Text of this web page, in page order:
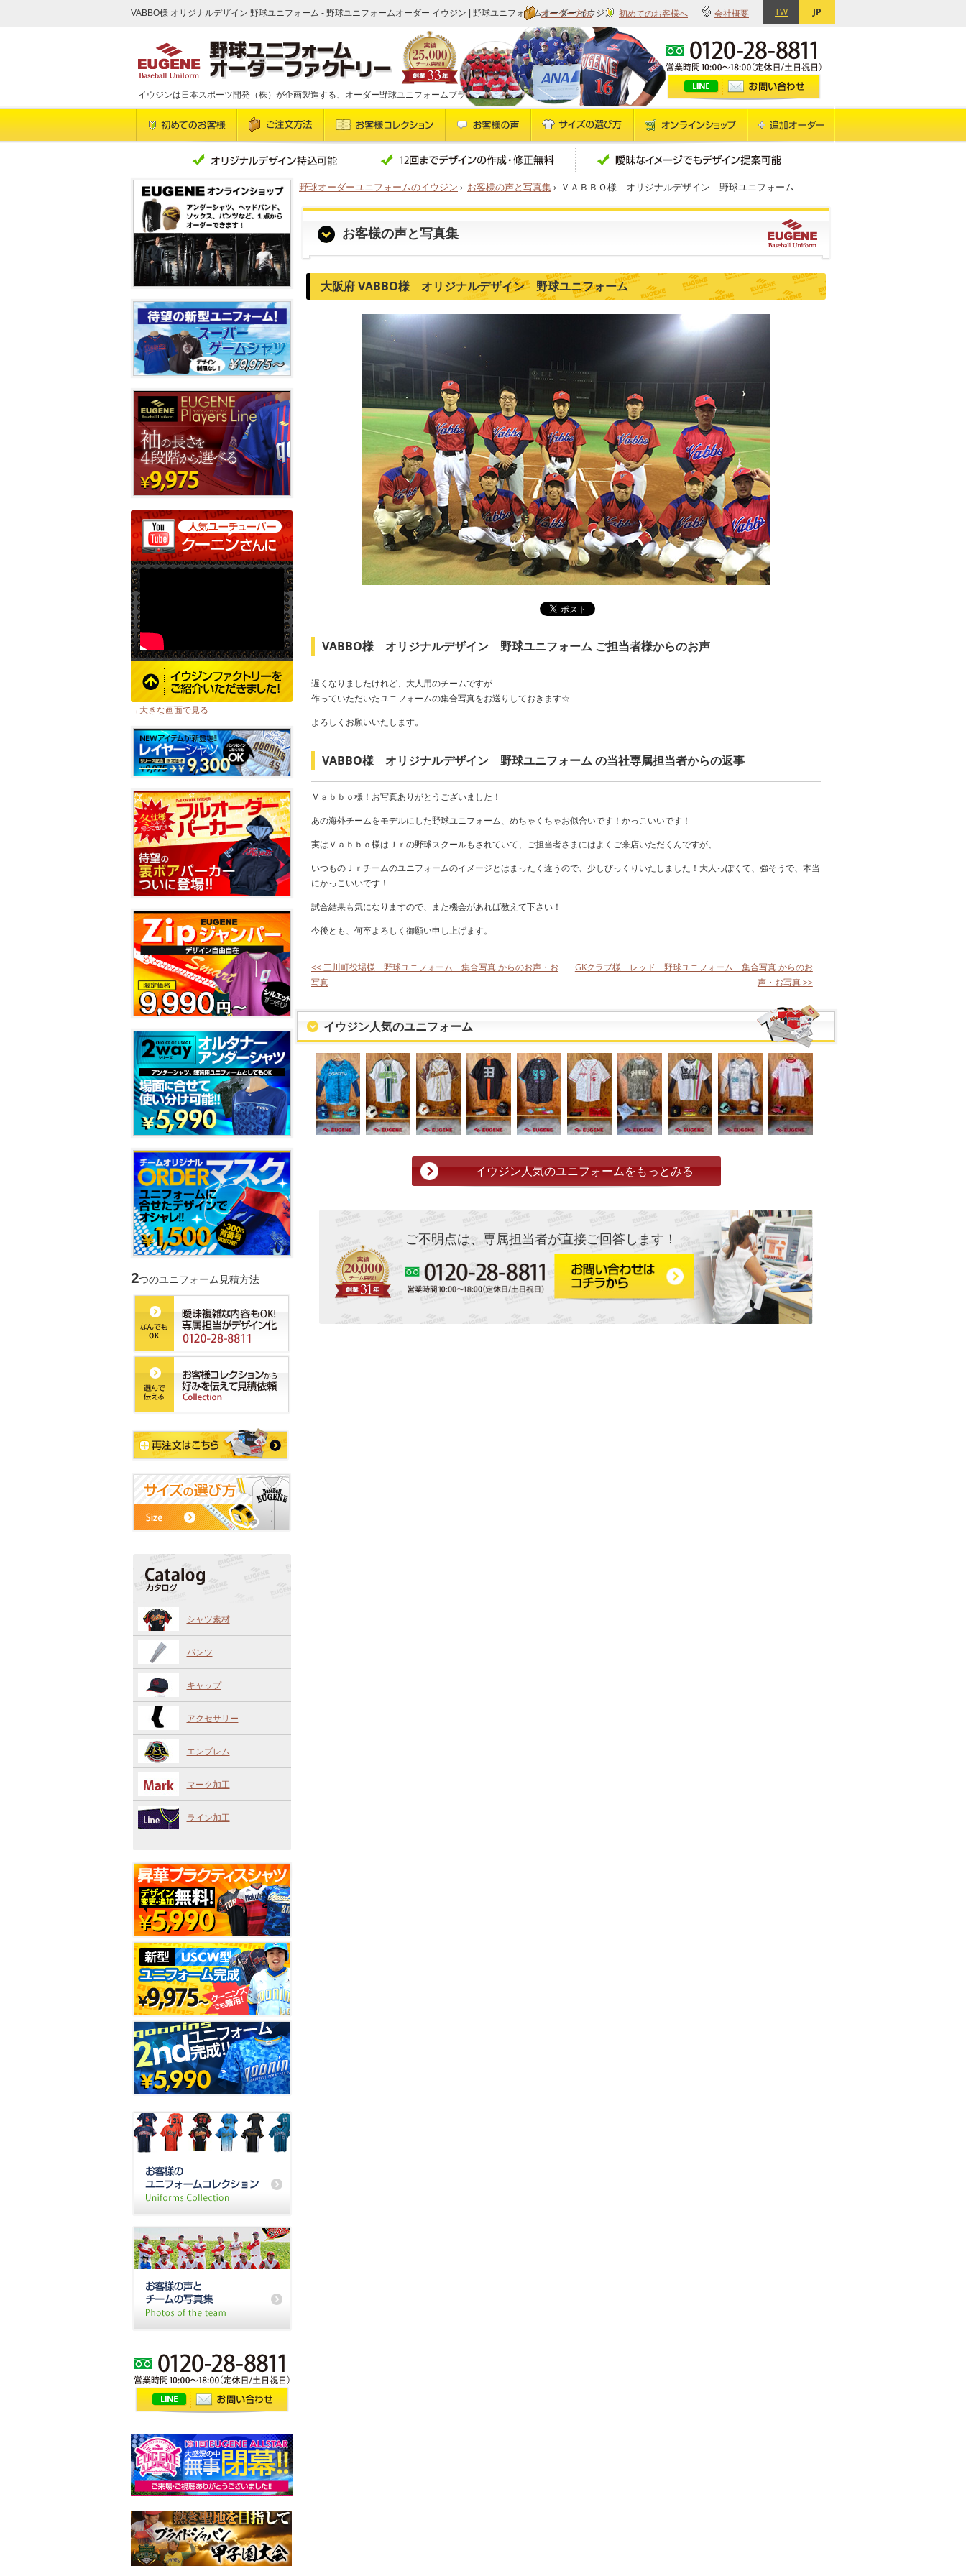
VABBO様 オリジナルデザイン 野球ユニフォーム - 野球ユニフォームオーダー イウジン | 野球ユニフォームオーダー イウジン 会社概要
初めてのお客様へ
オーダー方法 TW JP
イウジンは日本スポーツ開発（株）が企画製造する、オーダー野球ユニフォームブランドです
野球オーダーユニフォームのイウジン › お客様の声と写真集› ＶＡＢＢＯ様 オリジナルデザイン 野球ユニフォーム
お客様の声と写真集
大阪府 VABBO様 オリジナルデザイン 野球ユニフォーム
VABBO様 オリジナルデザイン 野球ユニフォーム ご担当者様からのお声
遅くなりましたけれど、大人用のチームですが
作っていただいたユニフォームの集合写真をお送りしておきます☆
よろしくお願いいたします。
VABBO様 オリジナルデザイン 野球ユニフォーム の当社専属担当者からの返事
Ｖａｂｂｏ様！お写真ありがとうございました！
あの海外チームをモデルにした野球ユニフォーム、めちゃくちゃお似合いです！かっこいいです！
実はＶａｂｂｏ様はＪｒの野球スクールもされていて、ご担当者さまにはよくご来店いただくんですが、
いつものＪｒチームのユニフォームのイメージとはまったく違うので、少しびっくりいたしました！大人っぽくて、強そうで、本当
にかっこいいです！
試合結果も気になりますので、また機会があれば教えて下さい！
今後とも、何卒よろしく御願い申し上げます。
<< 三川町役場様 野球ユニフォーム 集合写真 からのお声・お
写真
GKクラブ様 レッド 野球ユニフォーム 集合写真 からのお
声・お写真 >>
イウジン人気のユニフォーム
イウジン人気のユニフォームをもっとみる
ご不明点は、専属担当者が直接ご回答します！
→大きな画面で見る
2つのユニフォーム見積方法
シャツ素材
パンツ
キャップ
アクセサリー
エンブレム
マーク加工
ライン加工